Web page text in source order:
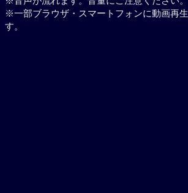
※一部ブラウザ・スマートフォンに動画再
す。